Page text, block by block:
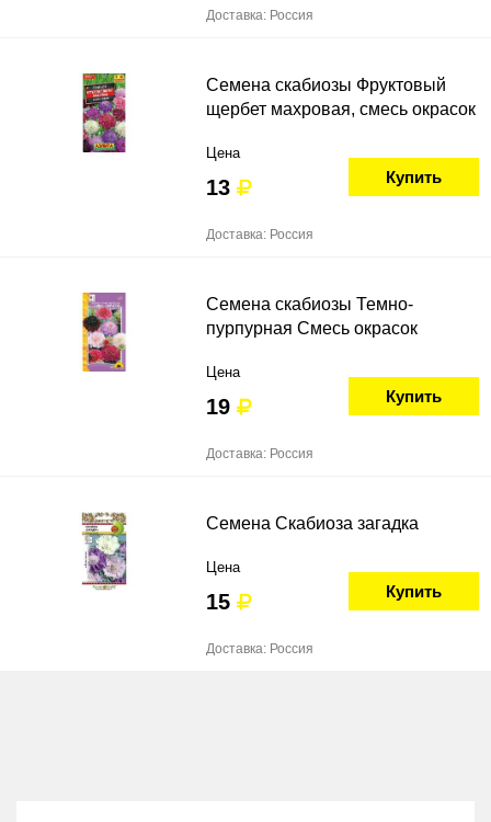
Доставка: Россия
Семена скабиозы Фруктовый
щербет махровая, смесь окрасок
Цена
13 Купить
Доставка: Россия
Семена скабиозы Темно-
пурпурная Смесь окрасок
Цена
19 Купить
Доставка: Россия
Семена Скабиоза загадка
Цена
15 Купить
Доставка: Россия